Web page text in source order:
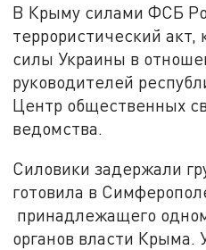
В Крыму силами ФСБ
террористический акт,
силы Украины в
руководителей
Центр общественных
ведомства.
Силовики задержали
готовила в
принадлежащего
органов власти Крыма.